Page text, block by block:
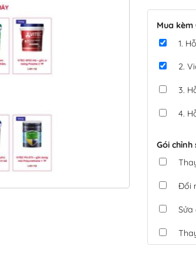
Mua
1.
2.
3.
4.
Gói chỉnh
Đổi
Sửa